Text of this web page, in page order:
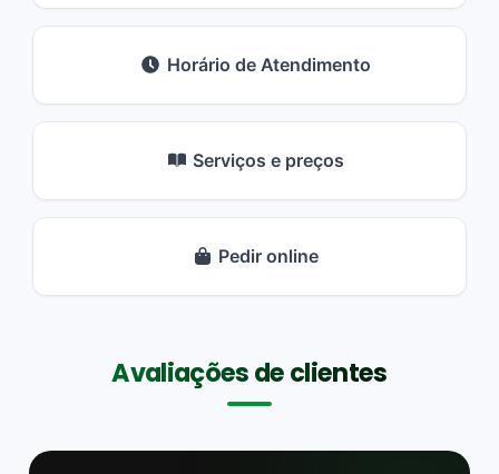
Horário de Atendimento
Serviços e preços
Pedir online
Avaliações de clientes